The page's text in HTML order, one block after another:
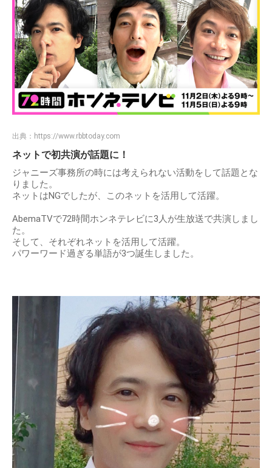
出典： https://www.rbbtoday.com
ネットで初共演が話題に！
ジャニーズ事務所の時には考えられない活動をして話題とな
りました。
ネットはNGでしたが、このネットを活用して活躍。
AbemaTVで72時間ホンネテレビに3人が生放送で共演しまし
た。
そして、それぞれネットを活用して活躍。
パワーワード過ぎる単語が3つ誕生しました。